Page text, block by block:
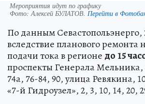
Мероприятия идут по графику
Фото: Алексей БУЛАТОВ. Перейти в
По данным
вследствие планового ремонта
подачи тока в регионе до15
проспекты Генерала
74а, 76-84, 90, улица Ревякина,
«7-й Гидроузел», 2, 3, 10, 14, 20,